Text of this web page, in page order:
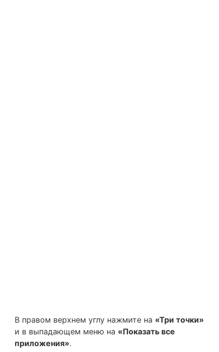
В правом верхнем углу нажмите на «Три точки»
и в выпадающем меню на «Показать все
приложения».